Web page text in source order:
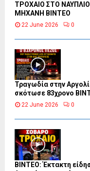
ΤΡΟΧΑΙΟ ΣΤΟ
ΜΗΧΑΝΗ ΒΙΝΤΕΟ
22 June 2026 0
Τραγωδία στην
σκότωσε 83χρονο
22 June 2026 0
ΒΙΝΤΕΟ: Έκτακτη